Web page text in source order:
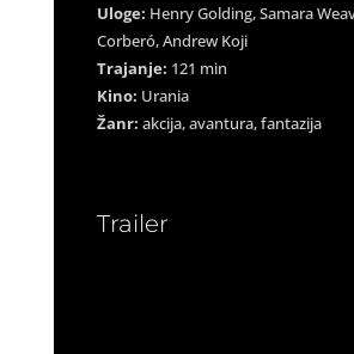
Uloge: Henry Golding, Samara
Corberó, Andrew Koji
Trajanje: 121 min
Kino: Urania
Žanr: akcija, avantura, fantazija
Trailer